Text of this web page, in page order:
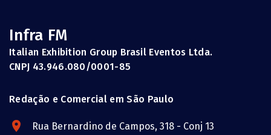
Infra FM
Italian Exhibition Group Brasil Eventos Ltda.
CNPJ 43.946.080/0001-85
Redação e Comercial em São Paulo
Rua Bernardino de Campos, 318 - Conj 13